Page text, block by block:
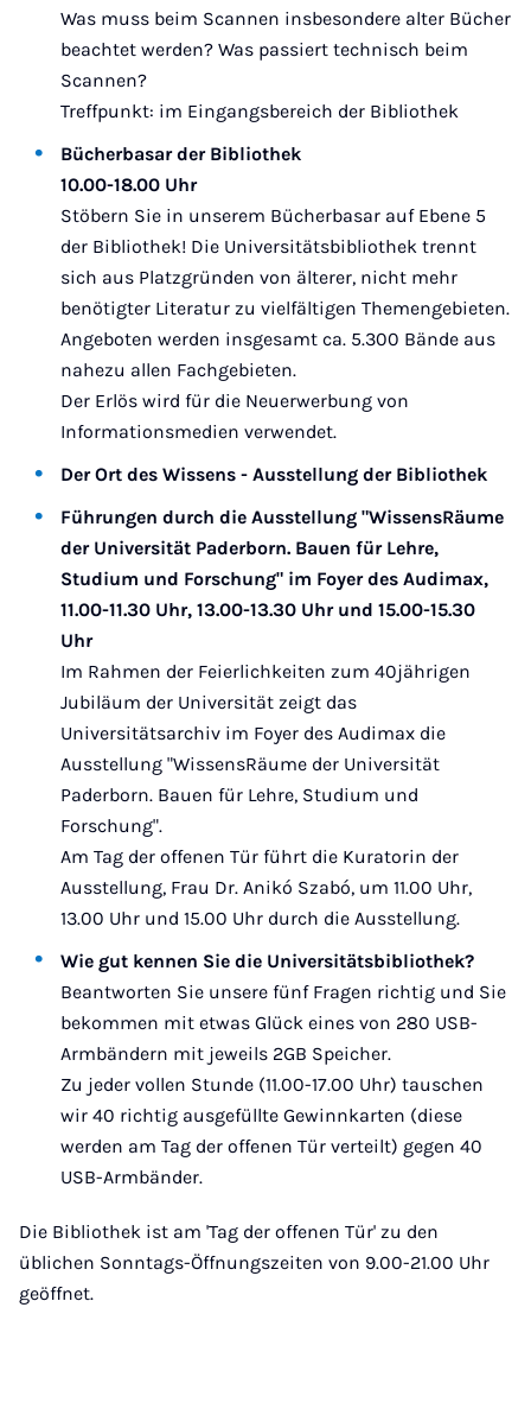
Was muss beim Scannen insbesondere alter Bücher
beachtet werden? Was passiert technisch beim
Scannen?
Treffpunkt: im Eingangsbereich der Bibliothek
Bücherbasar der Bibliothek
10.00-18.00 Uhr
Stöbern Sie in unserem Bücherbasar auf Ebene 5
der Bibliothek! Die Universitätsbibliothek trennt
sich aus Platzgründen von älterer, nicht mehr
benötigter Literatur zu vielfältigen Themengebieten.
Angeboten werden insgesamt ca. 5.300 Bände aus
nahezu allen Fachgebieten.
Der Erlös wird für die Neuerwerbung von
Informationsmedien verwendet.
Der Ort des Wissens - Ausstellung der Bibliothek
Führungen durch die Ausstellung "WissensRäume
der Universität Paderborn. Bauen für Lehre,
Studium und Forschung" im Foyer des Audimax,
11.00-11.30 Uhr, 13.00-13.30 Uhr und 15.00-15.30
Uhr
Im Rahmen der Feierlichkeiten zum 40jährigen
Jubiläum der Universität zeigt das
Universitätsarchiv im Foyer des Audimax die
Ausstellung "WissensRäume der Universität
Paderborn. Bauen für Lehre, Studium und
Forschung".
Am Tag der offenen Tür führt die Kuratorin der
Ausstellung, Frau Dr. Anikó Szabó, um 11.00 Uhr,
13.00 Uhr und 15.00 Uhr durch die Ausstellung.
Wie gut kennen Sie die Universitätsbibliothek?
Beantworten Sie unsere fünf Fragen richtig und Sie
bekommen mit etwas Glück eines von 280 USB-
Armbändern mit jeweils 2GB Speicher.
Zu jeder vollen Stunde (11.00-17.00 Uhr) tauschen
wir 40 richtig ausgefüllte Gewinnkarten (diese
werden am Tag der offenen Tür verteilt) gegen 40
USB-Armbänder.
Die Bibliothek ist am 'Tag der offenen Tür' zu den
üblichen Sonntags-Öffnungszeiten von 9.00-21.00 Uhr
geöffnet.